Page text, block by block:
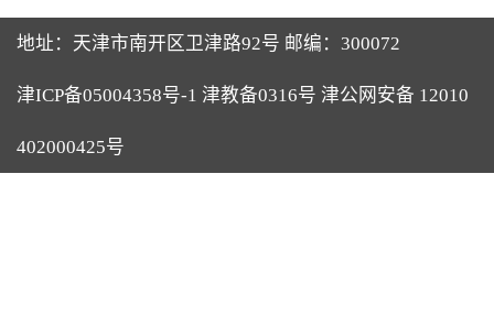
地址：天津市南开区卫津路92号 邮编：300072
津ICP备05004358号-1 津教备0316号 津公网安备 12010
402000425号